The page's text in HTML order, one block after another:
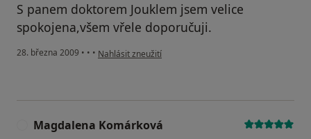
S panem doktorem Jouklem jsem velice
spokojena,všem vřele doporučuji.
28. března 2009 • • • podle názoru uživatele Michaela Chmelíková
Nahlásit zneužití
Magdalena Komárková